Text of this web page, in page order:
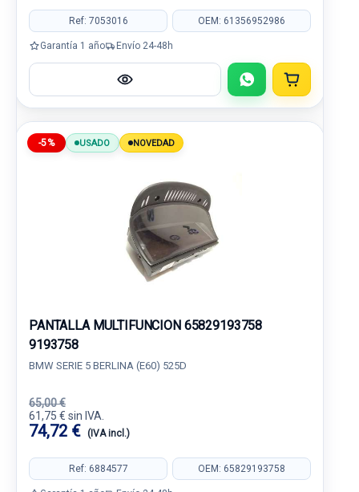
Ref: 7053016 OEM: 61356952986
Garantía 1 año Envío 24-48h
-5% USADO NOVEDAD
PANTALLA MULTIFUNCION 65829193758
9193758
BMW SERIE 5 BERLINA (E60) 525D
65,00 €
61,75 € sin IVA.
74,72 € (IVA incl.)
Ref: 6884577 OEM: 65829193758